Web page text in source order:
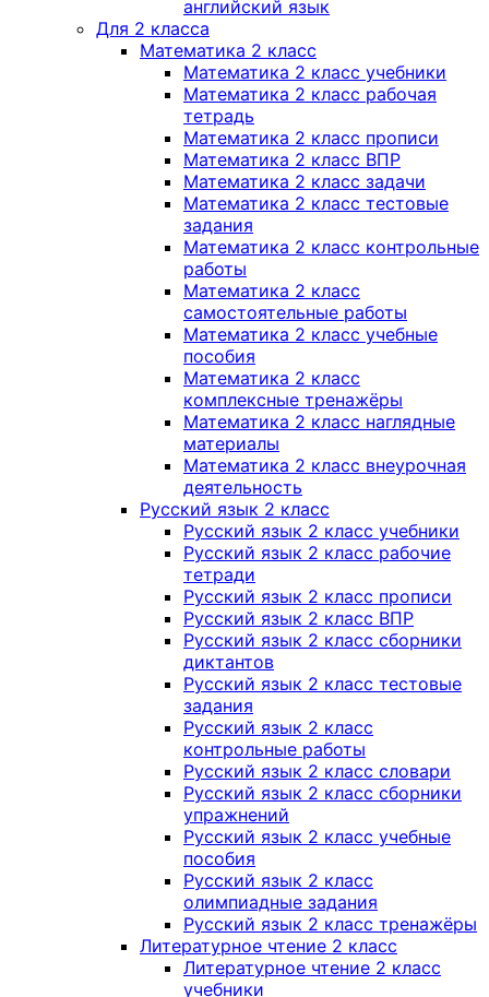
английский язык
Для 2 класса
Математика 2 класс
Математика 2 класс учебники
Математика 2 класс рабочая
тетрадь
Математика 2 класс прописи
Математика 2 класс ВПР
Математика 2 класс задачи
Математика 2 класс тестовые
задания
Математика 2 класс контрольные
работы
Математика 2 класс
самостоятельные работы
Математика 2 класс учебные
пособия
Математика 2 класс
комплексные тренажёры
Математика 2 класс наглядные
материалы
Математика 2 класс внеурочная
деятельность
Русский язык 2 класс
Русский язык 2 класс учебники
Русский язык 2 класс рабочие
тетради
Русский язык 2 класс прописи
Русский язык 2 класс ВПР
Русский язык 2 класс сборники
диктантов
Русский язык 2 класс тестовые
задания
Русский язык 2 класс
контрольные работы
Русский язык 2 класс словари
Русский язык 2 класс сборники
упражнений
Русский язык 2 класс учебные
пособия
Русский язык 2 класс
олимпиадные задания
Русский язык 2 класс тренажёры
Литературное чтение 2 класс
Литературное чтение 2 класс
учебники